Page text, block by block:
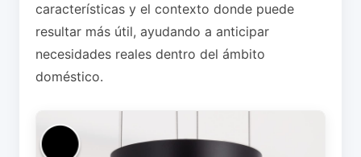
características y el contexto donde puede
resultar más útil, ayudando a anticipar
necesidades reales dentro del ámbito
doméstico.